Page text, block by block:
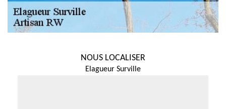
NOUS LOCALISER
Elagueur Surville